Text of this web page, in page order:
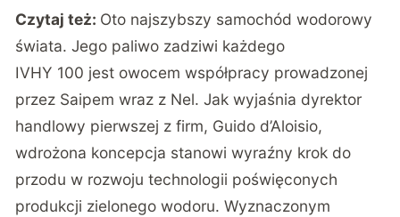
Czytaj też: Oto najszybszy samochód wodorowy
świata. Jego paliwo zadziwi każdego
IVHY 100 jest owocem współpracy prowadzonej
przez Saipem wraz z Nel. Jak wyjaśnia dyrektor
handlowy pierwszej z firm, Guido d’Aloisio,
wdrożona koncepcja stanowi wyraźny krok do
przodu w rozwoju technologii poświęconych
produkcji zielonego wodoru. Wyznaczonym